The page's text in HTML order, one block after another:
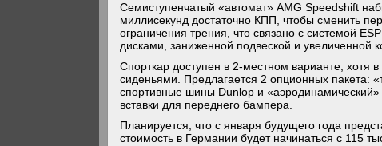
Семиступенчатый «автомат» AMG Speedshift
миллисекунд достаточно КПП, чтобы сменить
ограничения трения, что связано с системой
дисками, заниженной подвеской и увеличенной
Спорткар доступен в 2-местном варианте, хотя
сиденьями. Предлагается 2 опционных пакета:
спортивные шины Dunlop и
вставки для переднего бампера.
Планируется, что с января будущего года
стоимость в Германии будет начинаться с 115